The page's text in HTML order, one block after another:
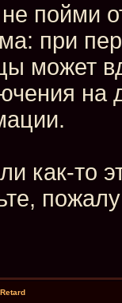
пойми
при
может
на
как-то